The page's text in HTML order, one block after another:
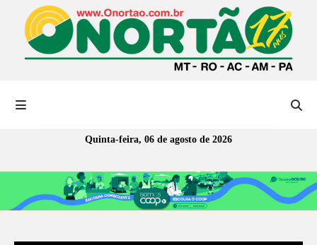
Quinta-feira, 06 de agosto de 2026